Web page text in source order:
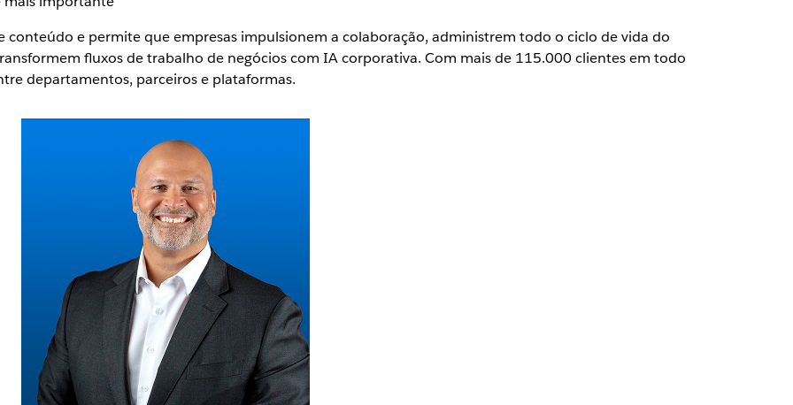
e permite que empresas impulsionem a colaboração, administrem todo o ciclo de vida do
fluxos de trabalho de negócios com IA corporativa. Com mais de 115.000 clientes em todo
departamentos, parceiros e plataformas.